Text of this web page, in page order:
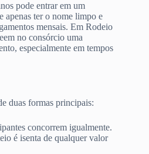
pode entrar em um
apenas ter o nome limpo e
mensais. Em Rodeio
no consórcio uma
especialmente em tempos
duas formas principais:
concorrem igualmente.
é isenta de qualquer valor